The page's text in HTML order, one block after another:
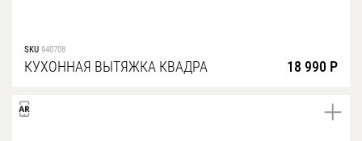
SKU 940708
КУХОННАЯ ВЫТЯЖКА КВАДРА 18 990 Р